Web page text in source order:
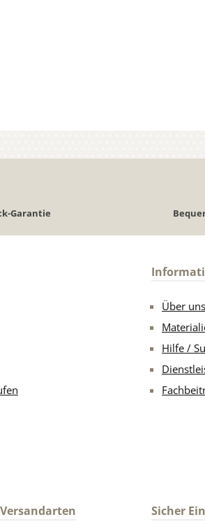
Garantie
Über uns
Hilfe /
Sicher